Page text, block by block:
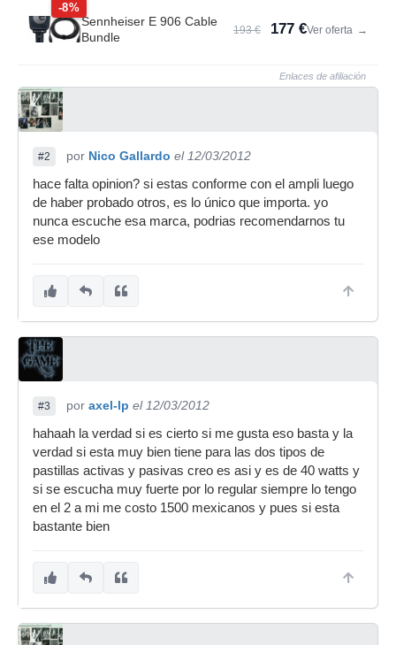
-8%
Sennheiser E 906 Cable
Bundle
193 € 177 €Ver oferta →
Enlaces de afiliación
#2 por Nico Gallardo el 12/03/2012
hace falta opinion? si estas conforme con el ampli luego
de haber probado otros, es lo único que importa. yo
nunca escuche esa marca, podrias recomendarnos tu
ese modelo
#3 por axel-lp el 12/03/2012
hahaah la verdad si es cierto si me gusta eso basta y la
verdad si esta muy bien tiene para las dos tipos de
pastillas activas y pasivas creo es asi y es de 40 watts y
si se escucha muy fuerte por lo regular siempre lo tengo
en el 2 a mi me costo 1500 mexicanos y pues si esta
bastante bien